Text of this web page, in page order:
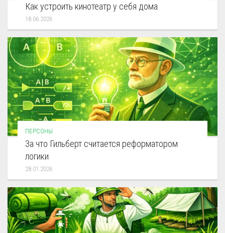
Как устроить кинотеатр у себя дома
18.06.2026
ПЕРСОНЫ
За что Гильберт считается реформатором
логики
28.01.2026